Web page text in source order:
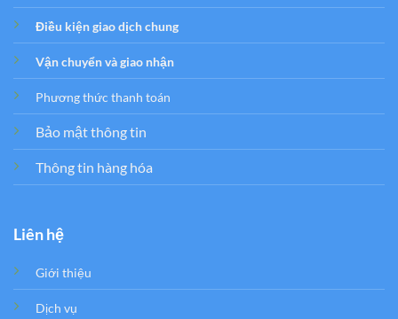
Điều kiện giao dịch chung
Vận chuyển và giao nhận
Phương thức thanh toán
Bảo mật thông tin
Thông tin hàng hóa
Liên hệ
Giới thiệu
Dịch vụ